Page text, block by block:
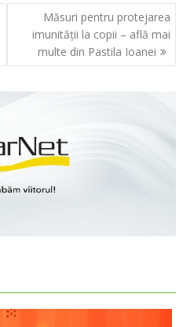
Măsuri pentru protejarea
imunității la copii – află mai
multe din Pastila Ioanei